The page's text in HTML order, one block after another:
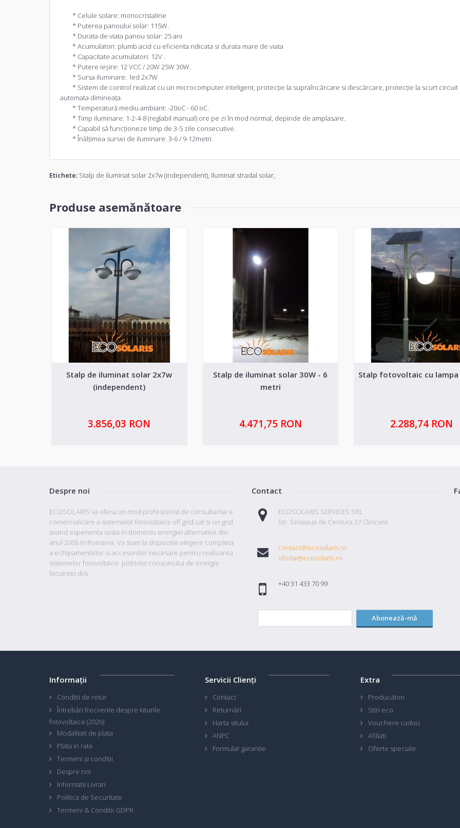
* Celule solare: monocristaline
* Puterea panoului solar: 115W.
* Durata de viata panou solar: 25 ani
* Acumulatori: plumb acid cu eficienta ridicata si durata mare de viata
* Capacitate acumulatori: 12V .
* Putere ieşire: 12 VCC / 20W 25W 30W.
* Sursa iluminare: led 2x7W
* Sistem de control realizat cu un microcomputer inteligent, protecţie la supraîncărcare si descărcare, protecţie la scurt circuit
automata dimineaţa.
* Temperatură mediu ambiant: -20oC - 60 oC.
* Timp iluminare: 1-2-4-8 (reglabil manual) ore pe zi în mod normal, depinde de amplasare.
* Capabil să funcţioneze timp de 3-5 zile consecutive.
* Înălţimea sursei de iluminare: 3-6 / 9-12metri.
Etichete: Stalp de iluminat solar 2x7w (independent), Iluminat stradal solar,
Produse asemănătoare
Stalp de iluminat solar 2x7w
(independent)
3.856,03 RON
Stalp de iluminat solar 30W - 6
metri
4.471,75 RON
Stalp fotovoltaic cu lampa
2.288,74 RON
Despre noi
ECOSOLARIS va ofera un mod profesionist de consultanta si
comercializare a sistemelor fotovoltaice off grid cat si on grid
avand experienta vasta in domeniu energiei alternative din
anul 2006 in Romania. Va stam la dispozitie alegere completa
a echipamentelor si accesoriilor necesare pentru realizarea
sistemelor fotovoltaice potrivite consumului de energie
locuintei dvs.
Contact
ECOSOLARIS SERVICES SRL
Str. Soseaua de Centura 27 Clinceni
contact@ecosolaris.ro
oferta@ecosolaris.ro
+40 31 433 70 99
Abonează-mă
Informaţii
Conditii de retur
Întrebări frecvente despre kiturile
fotovoltaice (2026)
Modalitati de plata
Plata in rate
Termeni și condiții
Despre noi
Informatii Livrari
Politica de Securitate
Termeni & Conditii GDPR
Servicii Clienţi
Contact
Returnări
Harta sitului
ANPC
Formular garantie
Extra
Producători
Stiri eco
Vouchere cadou
Afiliaţi
Oferte speciale